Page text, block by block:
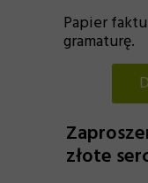
Papier
gramaturę.
złote